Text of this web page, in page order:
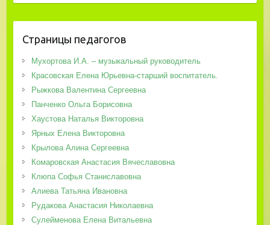
Страницы педагогов
Мухортова И.А. – музыкальный руководитель
Красовская Елена Юрьевна-старший воспитатель.
Рыжкова Валентина Сергеевна
Панченко Ольга Борисовна
Хаустова Наталья Викторовна
Ярных Елена Викторовна
Крылова Алина Сергеевна
Комаровская Анастасия Вячеславовна
Клюпа Софья Станиславовна
Алиева Татьяна Ивановна
Рудакова Анастасия Николаевна
Сулейменова Елена Витальевна